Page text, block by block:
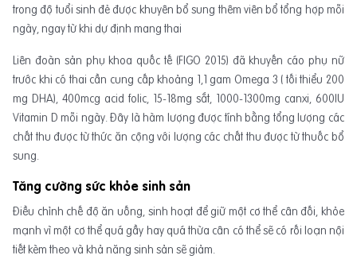
trong độ tuổi sinh đẻ được khuyên bổ sung thêm viên bổ tổng hợp mỗi
ngày, ngay từ khi dự định mang thai
Liên đoàn sản phụ khoa quốc tế (FIGO 2015) đã khuyến cáo phụ nữ
trước khi có thai cần cung cấp khoảng 1,1 gam Omega 3 ( tối thiểu 200
mg DHA), 400mcg acid folic, 15-18mg sắt, 1000-1300mg canxi, 600IU
Vitamin D mỗi ngày. Đây là hàm lượng được tính bằng tổng lượng các
chất thu được từ thức ăn cộng với lượng các chất thu được từ thuốc bổ
sung.
Tăng cường sức khỏe sinh sản
Điều chỉnh chế độ ăn uống, sinh hoạt để giữ một cơ thể cân đối, khỏe
mạnh vì một cơ thể quá gầy hay quá thừa cân có thể sẽ có rối loạn nội
tiết kèm theo và khả năng sinh sản sẽ giảm.